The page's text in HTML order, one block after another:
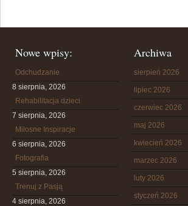
Nowe wpisy:
Odchudzanie
8 sierpnia, 2026
Rehabilitacja dzieci
7 sierpnia, 2026
Miłosne Inspiracje
6 sierpnia, 2026
Fotografia
5 sierpnia, 2026
Trenuj z Pasją
4 sierpnia, 2026
Archiwa
sierpień 2026
lipiec 2026
czerwiec 2026
maj 2026
kwiecień 2026
marzec 2026
luty 2026
styczeń 2026